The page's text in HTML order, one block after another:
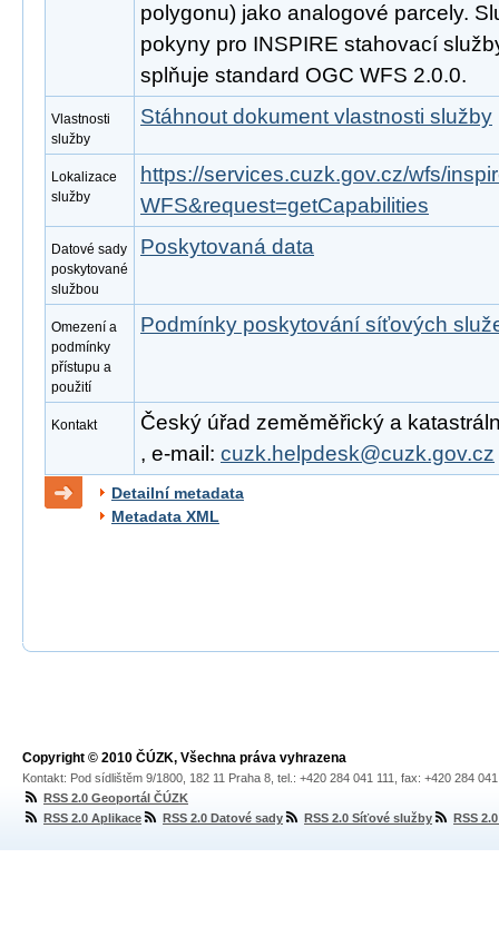
polygonu) jako analogové parcely.
pokyny pro INSPIRE stahovací
splňuje standard OGC WFS 2.0.0.
Vlastnosti
služby
Stáhnout dokument vlastnosti služby
Lokalizace
služby
https://services.cuzk.gov.cz/wfs/
WFS&request=getCapabilities
Datové sady
poskytované
službou
Poskytovaná data
Omezení a
podmínky
přístupu a
použití
Podmínky poskytování síťových
Kontakt
Český úřad zeměměřický a
, e-mail: cuzk.helpdesk@cuzk.gov.cz
Detailní metadata
Metadata XML
Copyright © 2010 ČÚZK, Všechna práva vyhrazena
Kontakt: Pod sídlištěm 9/1800, 182 11 Praha 8, tel.: +420 284 041 111, fax: +420 284
RSS 2.0 Geoportál ČÚZK
RSS 2.0 Aplikace
RSS 2.0 Datové sady RSS 2.0 Síťové služby RSS